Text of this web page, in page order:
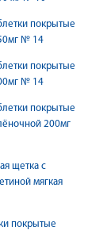
покрытые
№ 14
покрытые
№ 14
покрытые
200мг
щетка с
мягкая
покрытые